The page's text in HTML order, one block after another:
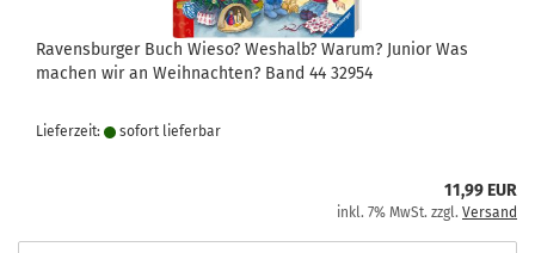
Ravensburger Buch Wieso? Weshalb? Warum? Junior Was
machen wir an Weihnachten? Band 44 32954
Lieferzeit: sofort lie­fer­bar
11,99 EUR
inkl. 7% MwSt. zzgl. Versand